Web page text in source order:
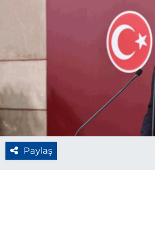
Paylaş
RESMİ İLAN